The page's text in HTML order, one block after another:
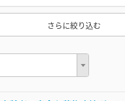
さらに絞り込む